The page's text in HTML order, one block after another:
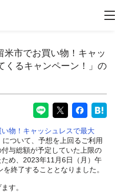
市でお買い物！キャッ
くるキャンペーン！」の
物！キャッシュレスで最大
について、予想を上回るご利用
与総額が予定していた上限の
め、2023年11月6日（月）午
終了することとなりました。
す。